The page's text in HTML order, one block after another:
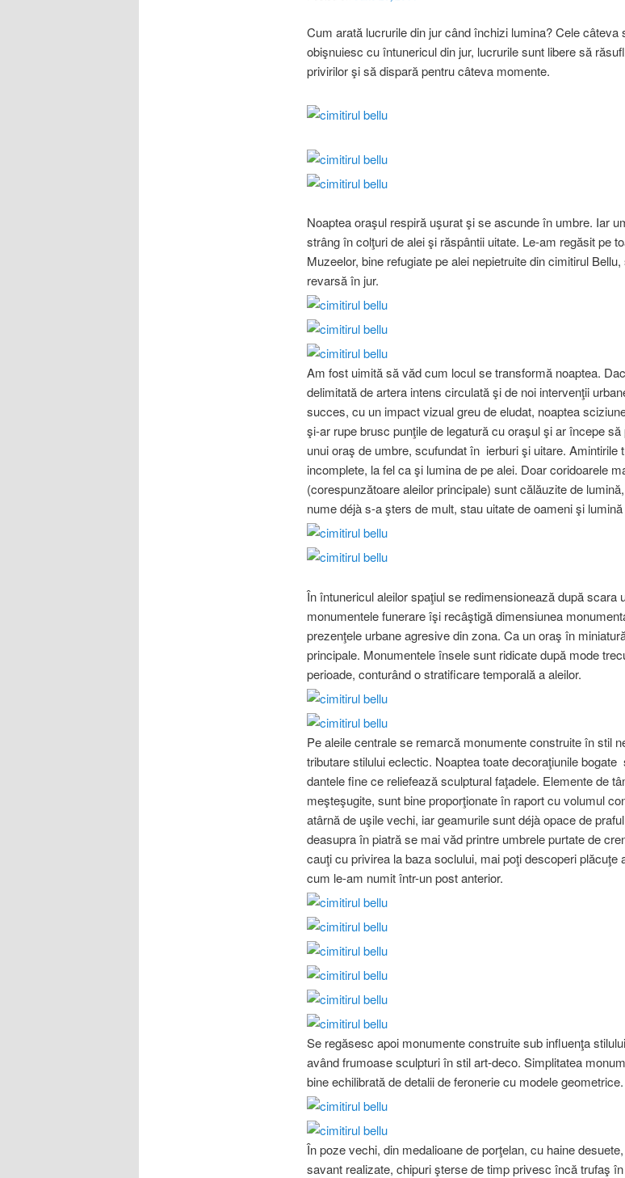
Cum arată lucrurile din jur când închizi lumina? Cele câteva
obişnuiesc cu întunericul din jur, lucrurile sunt libere să
privirilor şi să dispară pentru câteva momente.
Noaptea oraşul respiră uşurat şi se ascunde în umbre. Iar
strâng în colţuri de alei şi răspântii uitate. Le-am regăsit pe
Muzeelor, bine refugiate pe alei nepietruite din cimitirul
revarsă în jur.
Am fost uimită să văd cum locul se transformă noaptea.
delimitată de artera intens circulată şi de noi intervenţii
succes, cu un impact vizual greu de eludat, noaptea
şi-ar rupe brusc punţile de legatură cu oraşul şi ar începe
unui oraş de umbre, scufundat în ierburi şi uitare. Amintirile
incomplete, la fel ca şi lumina de pe alei. Doar coridoarele
(corespunzătoare aleilor principale) sunt călăuzite de
nume déjà s-a şters de mult, stau uitate de oameni şi
În întunericul aleilor spaţiul se redimensionează după scara
monumentele funerare îşi recâştigă dimensiunea
prezenţele urbane agresive din zona. Ca un oraş în
principale. Monumentele însele sunt ridicate după mode
perioade, conturând o stratificare temporală a aleilor.
Pe aleile centrale se remarcă monumente construite în stil
tributare stilului eclectic. Noaptea toate decoraţiunile
dantele fine ce reliefează sculptural faţadele. Elemente de
meşteşugite, sunt bine proporţionate în raport cu volumul
atârnă de uşile vechi, iar geamurile sunt déjà opace de
deasupra în piatră se mai văd printre umbrele purtate de
cauţi cu privirea la baza soclului, mai poţi descoperi plăcuţe
cum le-am numit într-un post anterior.
Se regăsesc apoi monumente construite sub influenţa
având frumoase sculpturi în stil art-deco. Simplitatea
bine echilibrată de detalii de feronerie cu modele geometrice.
În poze vechi, din medalioane de porţelan, cu haine
savant realizate, chipuri şterse de timp privesc încă trufaş